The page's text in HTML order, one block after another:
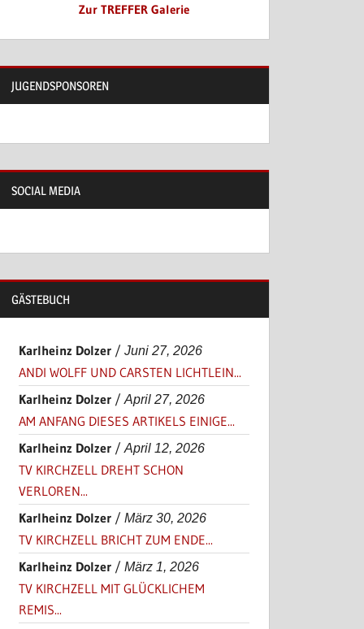
Zur TREFFER Galerie
JUGENDSPONSOREN
SOCIAL MEDIA
GÄSTEBUCH
Karlheinz Dolzer /Juni 27, 2026
ANDI WOLFF UND CARSTEN LICHTLEIN...
Karlheinz Dolzer /April 27, 2026
AM ANFANG DIESES ARTIKELS EINIGE...
Karlheinz Dolzer /April 12, 2026
TV KIRCHZELL DREHT SCHON
VERLOREN...
Karlheinz Dolzer /März 30, 2026
TV KIRCHZELL BRICHT ZUM ENDE...
Karlheinz Dolzer /März 1, 2026
TV KIRCHZELL MIT GLÜCKLICHEM
REMIS...